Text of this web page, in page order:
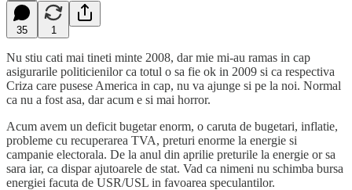
35 1
Nu stiu cati mai tineti minte 2008, dar mie mi-au ramas in cap
asigurarile politicienilor ca totul o sa fie ok in 2009 si ca respectiva
Criza care pusese America in cap, nu va ajunge si pe la noi. Normal
ca nu a fost asa, dar acum e si mai horror.
Acum avem un deficit bugetar enorm, o caruta de bugetari, inflatie,
probleme cu recuperarea TVA, preturi enorme la energie si
campanie electorala. De la anul din aprilie preturile la energie or sa
sara iar, ca dispar ajutoarele de stat. Vad ca nimeni nu schimba bursa
energiei facuta de USR/USL in favoarea speculantilor.